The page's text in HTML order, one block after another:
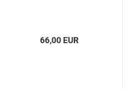
66,00 EUR